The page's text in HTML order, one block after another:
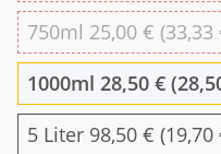
750ml 750ml
25,00 €
1000ml 1000ml
28,50 €
5 Liter 5 Liter
98,50 €